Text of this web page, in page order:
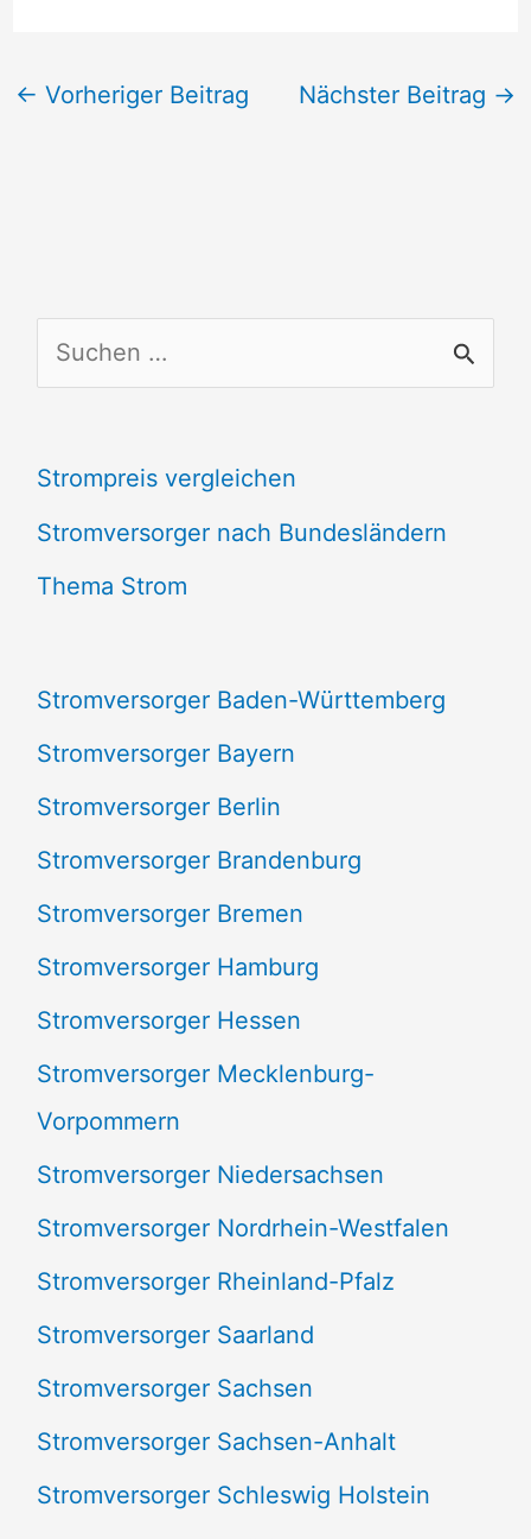
← Vorheriger Beitrag Nächster Beitrag →
u
h
e
n
h
:
Strompreis vergleichen
Stromversorger nach Bundesländern
Thema Strom
Stromversorger Baden-Württemberg
Stromversorger Bayern
Stromversorger Berlin
Stromversorger Brandenburg
Stromversorger Bremen
Stromversorger Hamburg
Stromversorger Hessen
Stromversorger Mecklenburg-
Vorpommern
Stromversorger Niedersachsen
Stromversorger Nordrhein-Westfalen
Stromversorger Rheinland-Pfalz
Stromversorger Saarland
Stromversorger Sachsen
Stromversorger Sachsen-Anhalt
Stromversorger Schleswig Holstein